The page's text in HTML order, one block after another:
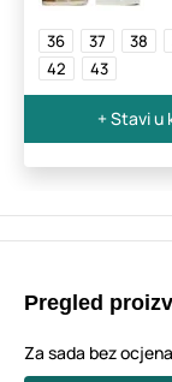
36 37 38
42
43
+ Stavi u
Pregled
Za sada bez